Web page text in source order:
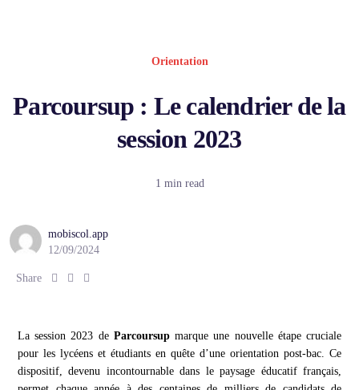
Orientation
Parcoursup : Le calendrier de la
session 2023
1 min read
mobiscol.app
12/09/2024
Share Share :Share :
La session 2023 de Parcoursupmarque une nouvelle étape cruciale
pour les lycéens et étudiants en quête d’une orientation post-bac. Ce
dispositif, devenu incontournable dans le paysage éducatif français,